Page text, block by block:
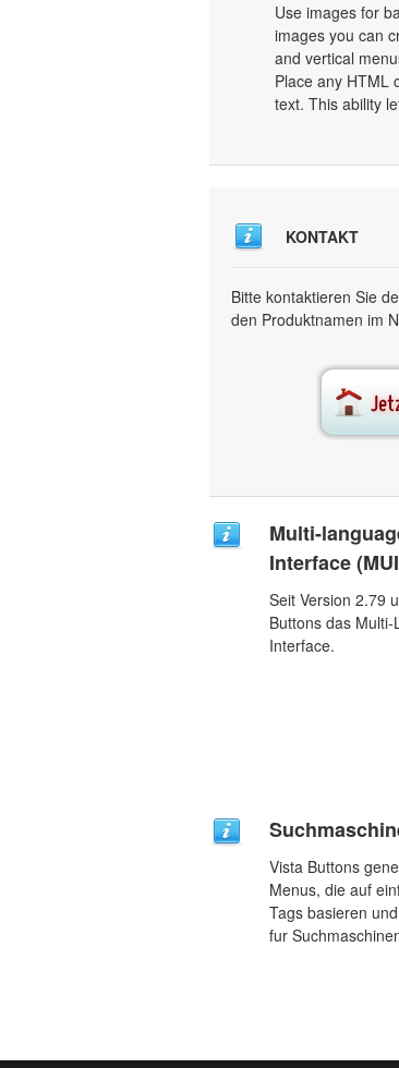
Use images for
images you can
and vertical
Place any HTML
text. This ability
KONTAKT
Bitte kontaktieren Sie
den Produktnamen im
Multi-
Interface
Seit Version 2.79
Buttons das
Interface.
Vista Buttons
Menus, die auf
Tags basieren
fur